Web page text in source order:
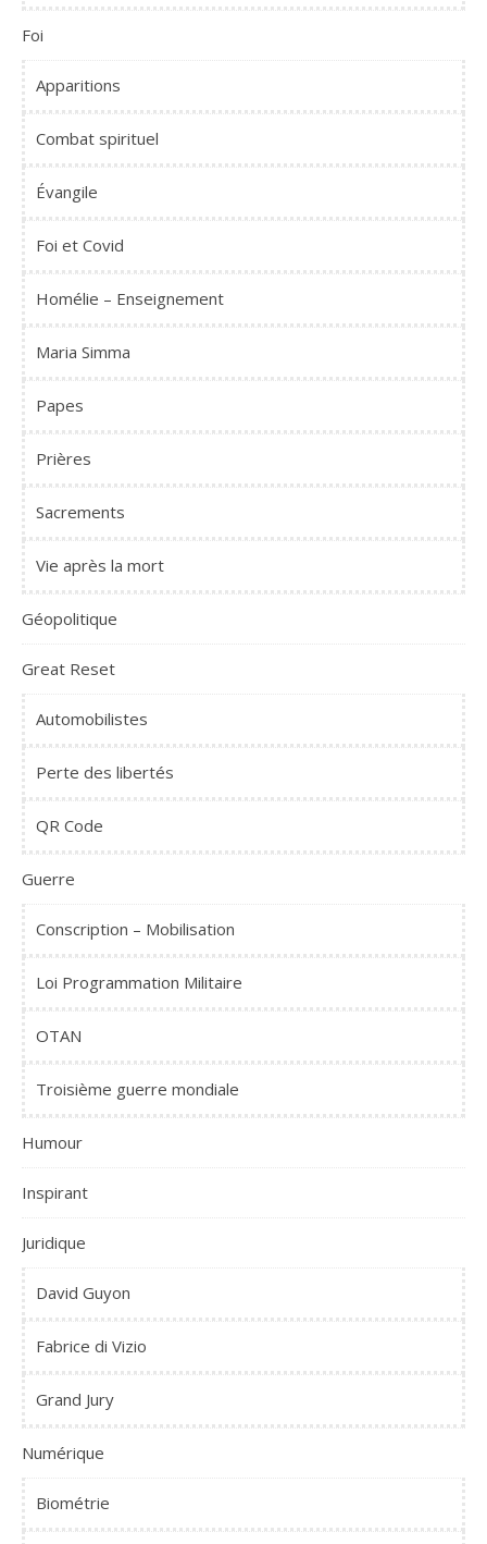
Foi
Apparitions
Combat spirituel
Évangile
Foi et Covid
Homélie – Enseignement
Maria Simma
Papes
Prières
Sacrements
Vie après la mort
Géopolitique
Great Reset
Automobilistes
Perte des libertés
QR Code
Guerre
Conscription – Mobilisation
Loi Programmation Militaire
OTAN
Troisième guerre mondiale
Humour
Inspirant
Juridique
David Guyon
Fabrice di Vizio
Grand Jury
Numérique
Biométrie